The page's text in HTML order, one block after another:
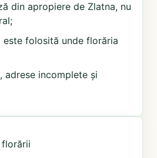
din apropiere de Zlatna, nu
folosită unde florăria
adrese incomplete și